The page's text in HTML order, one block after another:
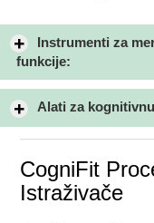
Instrumenti za
funkcije:
Alati za
CogniFit
Istraživače